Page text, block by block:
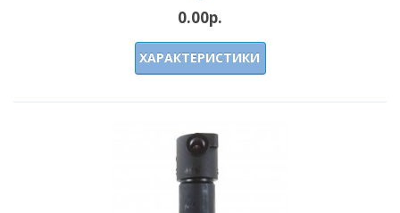
0.00р.
ХАРАКТЕРИСТИКИ